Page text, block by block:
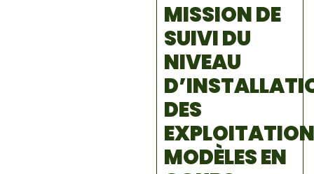
MISSION DE
SUIVI DU
NIVEAU
DES
MODÈLES EN